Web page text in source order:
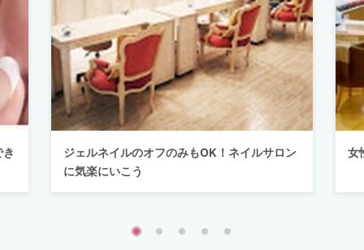
ジェルネイルのオフのみもOK！ネイルサロン
に気楽にいこう
女